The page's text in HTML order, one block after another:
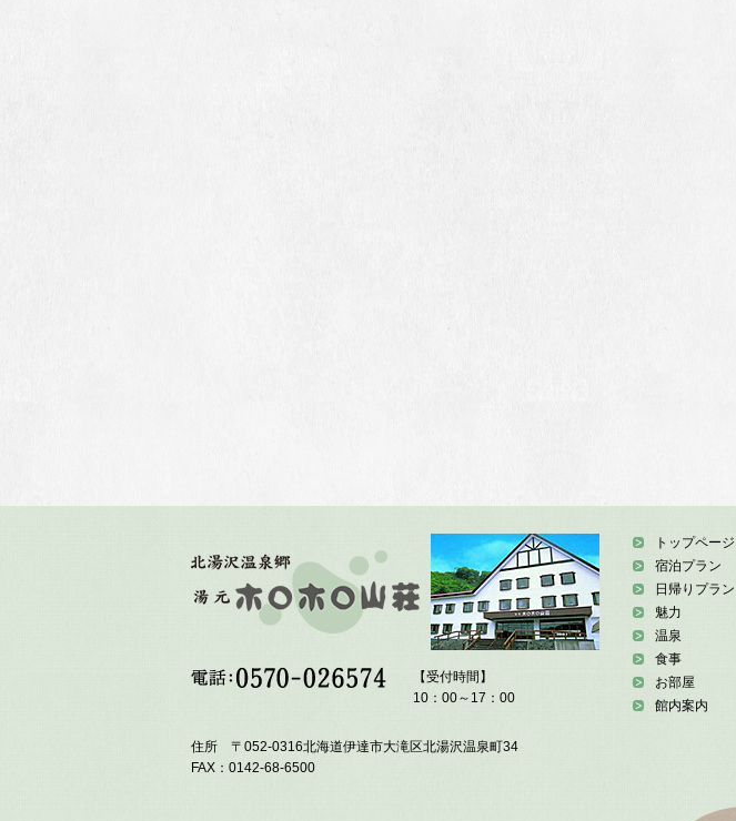
【受付時間】
10：00～17：00
住所 〒052-0316北海道伊達市大滝区北湯沢温泉町34
FAX：0142-68-6500
トップページ
宿泊プラン
日帰りプラン
魅力
温泉
食事
お部屋
館内案内